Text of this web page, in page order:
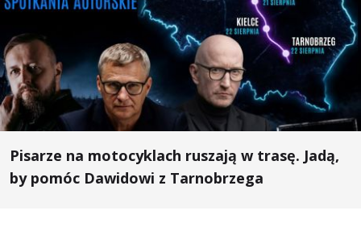
Pisarze na motocyklach ruszają w trasę. Jadą,
by pomóc Dawidowi z Tarnobrzega